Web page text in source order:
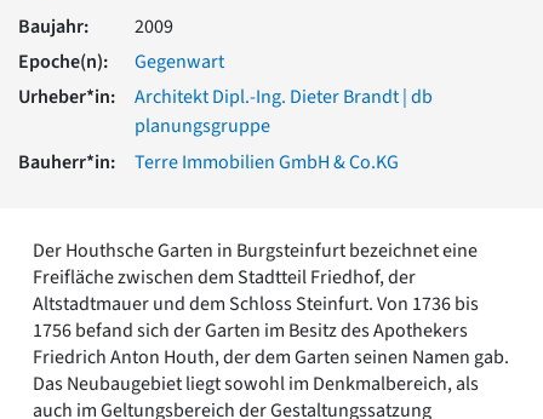
Romanik
Römische Antike
Über uns
Über baukunst-nrw
Fachbeirat
Impressum
Datenschutz
Suchbegriff eingeben
Baujahr:
2009
Epoche(n):
Gegenwart
Urheber*in:
Architekt Dipl.-Ing. Dieter Brandt | db
planungsgruppe
Bauherr*in:
Terre Immobilien GmbH & Co.KG
Der Houthsche Garten in Burgsteinfurt bezeichnet eine
Freifläche zwischen dem Stadtteil Friedhof, der
Altstadtmauer und dem Schloss Steinfurt. Von 1736 bis
1756 befand sich der Garten im Besitz des Apothekers
Friedrich Anton Houth, der dem Garten seinen Namen gab.
Das Neubaugebiet liegt sowohl im Denkmalbereich, als
auch im Geltungsbereich der Gestaltungssatzung